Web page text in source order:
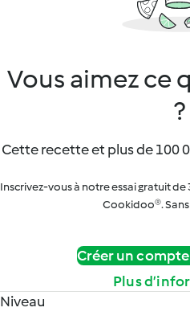
Vous aimez ce
?
Cette recette et plus de 100
Inscrivez-vous à notre essai gratuit
Cookidoo®.
Créer un
Plus
Niveau